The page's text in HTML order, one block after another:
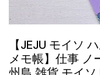
【JEJU モイソ
メモ帳】仕事 ノ